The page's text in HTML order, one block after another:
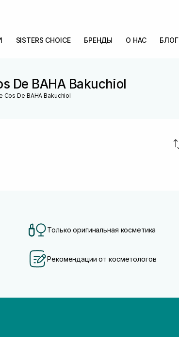
SISTERS CHOICE БРЕНДЫ О НАС БЛОГ
De BAHA Bakuchiol
Cos De BAHA Bakuchiol
Только оригинальная косметика
Рекомендации от косметологов